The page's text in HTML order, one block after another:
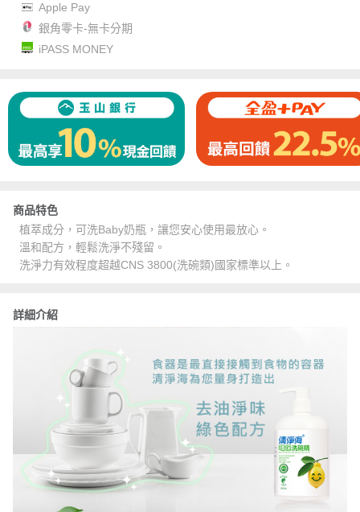
Apple Pay
銀角零卡-無卡分期
iPASS MONEY
商品特色
植萃成分，可洗Baby奶瓶，讓您安心使用最放心。
溫和配方，輕鬆洗淨不殘留。
洗淨力有效程度超越CNS 3800(洗碗類)國家標準以上。
詳細介紹